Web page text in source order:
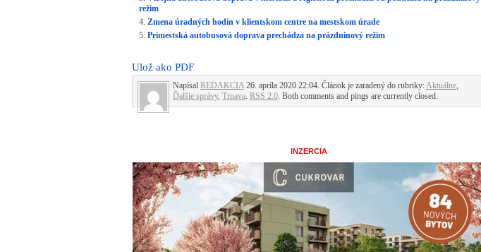
režim
Zmena úradných hodín v klientskom centre na mestskom úrade
Prímestská autobusová doprava prechádza na prázdninový režim
Ulož ako PDF
Napísal REDAKCIA 26. apríla 2020 22:04. Článok je zaradený do rubriky:Aktuálne,
Ďalšie správy, Trnava. RSS 2.0. Both comments and pings are currently closed.
INZERCIA